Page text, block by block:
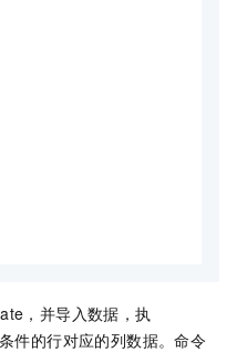
，并导入数据，执
件的行对应的列数据。命令